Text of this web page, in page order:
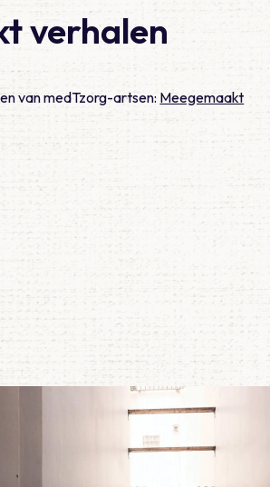
verhalen
van medTzorg-artsen: Meegemaakt
meer over Meegemaakt – Erg jong